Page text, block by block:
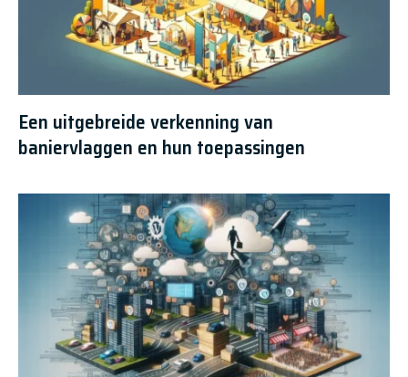
Een uitgebreide verkenning van
baniervlaggen en hun toepassingen